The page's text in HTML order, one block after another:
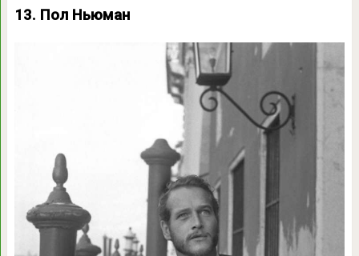
13. Пол Ньюман